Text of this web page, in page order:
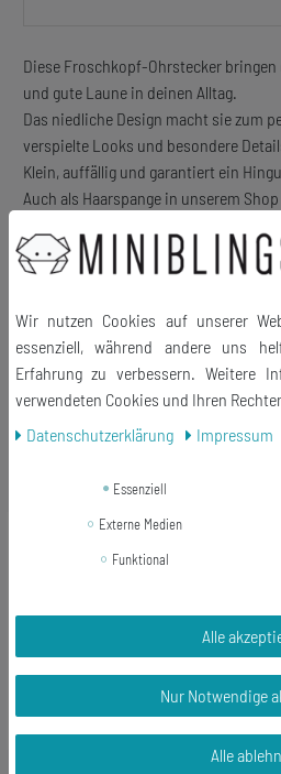
Diese Froschkopf-Ohrstecker
und gute Laune in deinen Alltag.
Das niedliche Design macht sie zum
verspielte Looks und besondere
Klein, auffällig und garantiert ein
Auch als Haarspange in unserem
Material Motiv: Kunststoff
Lieferumfang: 1 Paar Ohrstecker
Froschkopf
Frosch Teich
9,99 € *
In
*inkl. ges. MwSt.
Wir nutzen Cookies auf unserer
essenziell, während andere uns
Erfahrung zu verbessern. Weitere
verwendeten Cookies und Ihren
Daten­schutz­erklärung
Impressum
Essenziell
Externe Medien
Funktional
Alle
Nur Notwendige
Alle